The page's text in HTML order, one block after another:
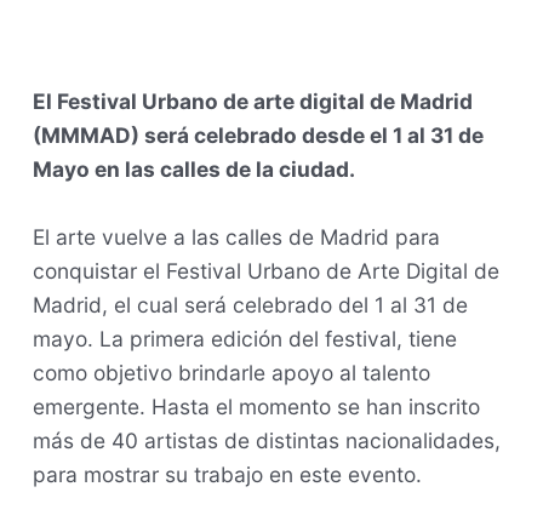
El Festival Urbano de arte digital de Madrid
(MMMAD) será celebrado desde el 1 al 31 de
Mayo en las calles de la ciudad.
El arte vuelve a las calles de Madrid para
conquistar el Festival Urbano de Arte Digital de
Madrid, el cual será celebrado del 1 al 31 de
mayo. La primera edición del festival, tiene
como objetivo brindarle apoyo al talento
emergente. Hasta el momento se han inscrito
más de 40 artistas de distintas nacionalidades,
para mostrar su trabajo en este evento.